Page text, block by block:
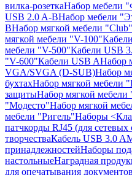
вилка-розеткаНабор мебели
USB 2.0 A-BНабор мебели
BНабор мягкой мебели "Club"
мягкой мебели "V-100"
мебели "V-500"Кабели USB
"V-600"Кабели USB AНабор
VGA/SVGA (D-SUB)Набор
бухтахНабор мягкой мебели
защитыНабор мягкой
"Модесто"Набор мягкой
мебели "Ригель"Наборы
патчкорды RJ45 (для
творчестваКабель USB 3.0
принадлежностейНаборы
настольныеНаградная
для опечатывания документов